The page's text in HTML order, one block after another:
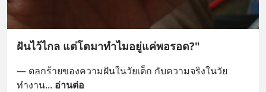
ฝันไว้ไกล แต่โตมาทำไมอยู่แค่พอรอด?"
— ตลกร้ายของความฝันในวัยเด็ก กับความจริงในวัย
ทำงาน... อ่านต่อ